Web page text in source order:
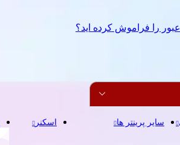
را فراموش کرده اید؟
سایر پرینتر ها اسکنر